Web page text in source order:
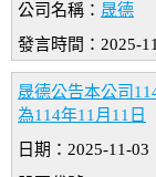
公司名稱： 晟德
發言時間：2025-
晟德公告本公司
為114年11月11日
日期：2025-11-03